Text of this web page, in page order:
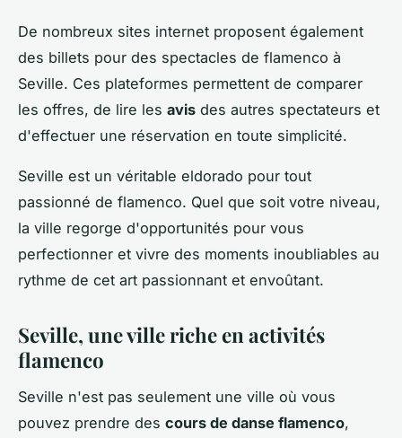
De nombreux sites internet proposent également
des billets pour des spectacles de flamenco à
Seville. Ces plateformes permettent de comparer
les offres, de lire les avis des autres spectateurs et
d'effectuer une réservation en toute simplicité.
Seville est un véritable eldorado pour tout
passionné de flamenco. Quel que soit votre niveau,
la ville regorge d'opportunités pour vous
perfectionner et vivre des moments inoubliables au
rythme de cet art passionnant et envoûtant.
Seville, une ville riche en activités
flamenco
Seville n'est pas seulement une ville où vous
pouvez prendre des cours de danse flamenco,